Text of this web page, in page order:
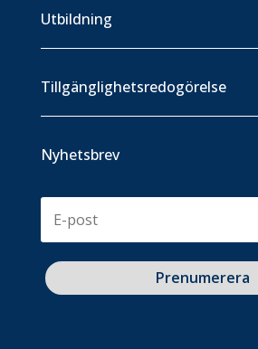
Utbildning
Tillgänglighetsredogörelse
Nyhetsbrev
Prenumerera